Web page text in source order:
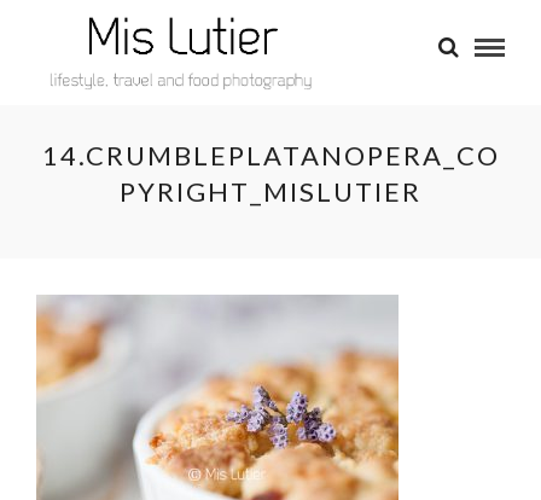
14.CRUMBLEPLATANOPERA_CO
PYRIGHT_MISLUTIER